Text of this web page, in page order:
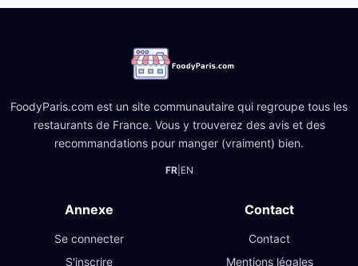
FoodyParis.com est un site communautaire qui regroupe tous les
restaurants de France. Vous y trouverez des avis et des
recommandations pour manger (vraiment) bien.
FR| EN
Annexe
Se connecter
S'inscrire
Contact
Contact
Mentions légales